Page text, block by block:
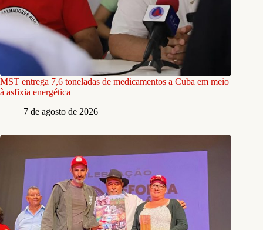
MST entrega 7,6 toneladas de medicamentos a Cuba em meio
à asfixia energética
7 de agosto de 2026